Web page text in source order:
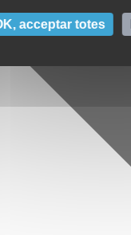
acceptar totes